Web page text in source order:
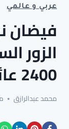
عربي و عالمي
فيضان
الزور
2400 عائلة
محمد عبدالرازق